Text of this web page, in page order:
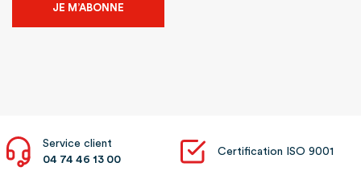
JE M’ABONNE
Service client
04 74 46 13 00
Certification ISO 9001